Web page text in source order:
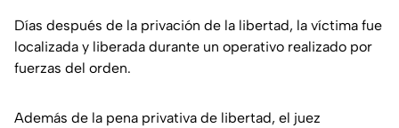
Días después de la privación de la libertad, la víctima fue
localizada y liberada durante un operativo realizado por
fuerzas del orden.
Además de la pena privativa de libertad, el juez